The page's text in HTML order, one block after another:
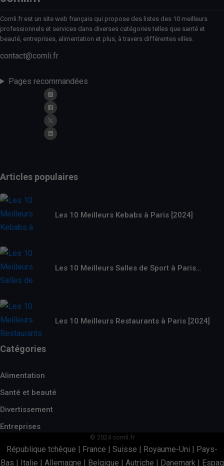
Comli.fr est un site web français qui propose des listes des 10 meilleurs
professionnels et services dans diverses catégories telles que santé et
beauté, entreprises, alimentation et plus, à travers différentes villes.
contact@comli.fr
Pages recommandées
Articles populaires
Les 10 Meilleurs Kebabs à Paris [2024]
Les 10 Meilleurs Salles de Sport à Paris…
Les 10 Meilleurs Restaurants à Paris [2024]
Catégories
Alimentation
Santé et beauté
Divertissement
Entreprises
© 2024 comli.fr
République tchèque | France | Suisse | Royaume-Uni | Pays-
Bas | Italie | Allemagne | Belgique | Autriche | Danemark| Espag